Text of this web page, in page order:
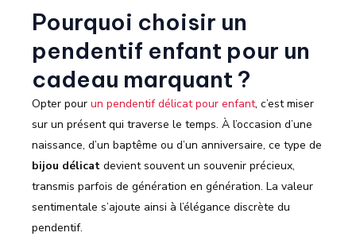
Pourquoi choisir un
pendentif enfant pour un
cadeau marquant ?
Opter pour un pendentif délicat pour enfant, c’est miser
sur un présent qui traverse le temps. À l’occasion d’une
naissance, d’un baptême ou d’un anniversaire, ce type de
bijou délicat devient souvent un souvenir précieux,
transmis parfois de génération en génération. La valeur
sentimentale s’ajoute ainsi à l’élégance discrète du
pendentif.